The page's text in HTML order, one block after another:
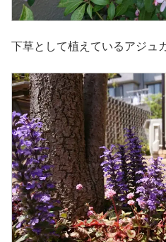
下草として植えているアジュ